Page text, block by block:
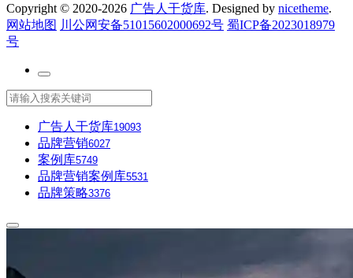
Copyright © 2020-2026 广告人干货库. Designed by nicetheme.
网站地图 川公网安备51015602000692号 蜀ICP备2023018979
号
广告人干货库19093
品牌营销6027
案例库5749
品牌营销案例库5531
品牌策略3376